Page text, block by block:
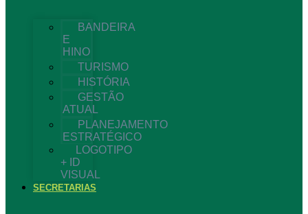
BANDEIRA
E
HINO
TURISMO
HISTÓRIA
GESTÃO
ATUAL
PLANEJAMENTO
ESTRATÉGICO
LOGOTIPO
+ ID
VISUAL
SECRETARIAS